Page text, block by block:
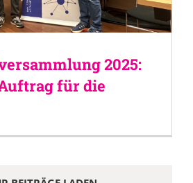
2025:
für die